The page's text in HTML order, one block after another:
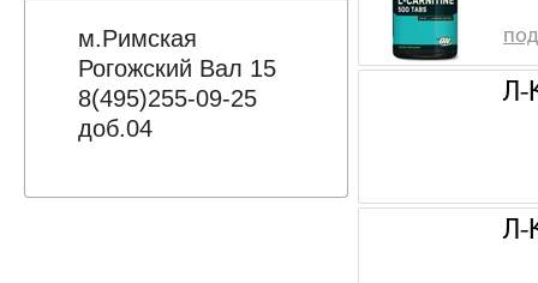
м.Римская
Рогожский Вал 15
8(495)255-09-25
доб.04
Л-
Л-